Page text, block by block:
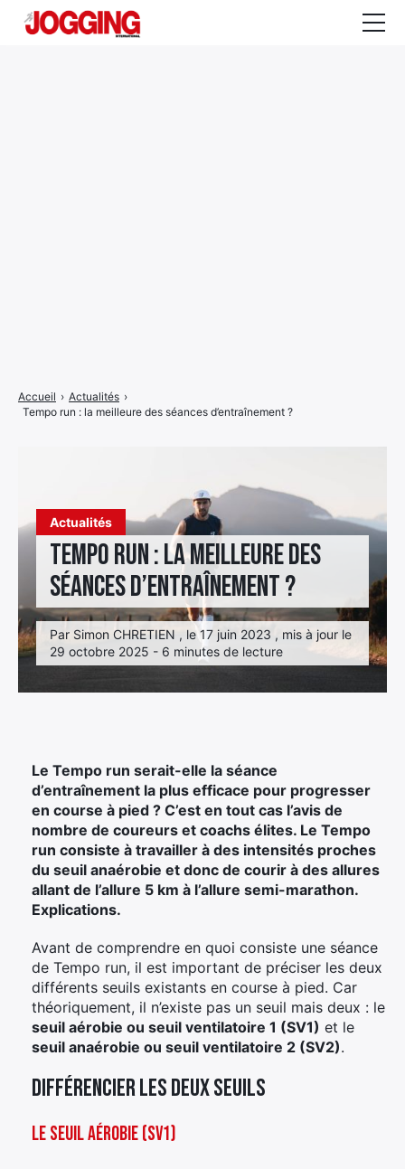
Actualités
Tempo run : la meilleure des
séances d’entraînement ?
Par Simon CHRETIEN , le 17 juin 2023 , mis à jour le
29 octobre 2025 - 6 minutes de lecture
Accueil › Actualités ›
Tempo run : la meilleure des séances d’entraînement ?
Le Tempo run serait-elle la séance
d’entraînement la plus efficace pour progresser
en course à pied ? C’est en tout cas l’avis de
nombre de coureurs et coachs élites. Le Tempo
run consiste à travailler à des intensités proches
du seuil anaérobie et donc de courir à des allures
allant de l’allure 5 km à l’allure semi-marathon.
Explications.
Avant de comprendre en quoi consiste une séance
de Tempo run, il est important de préciser les deux
différents seuils existants en course à pied. Car
théoriquement, il n’existe pas un seuil mais deux : le
seuil aérobie ou seuil ventilatoire 1 (SV1) et le
seuil anaérobie ou seuil ventilatoire 2 (SV2).
Différencier les deux seuils
Le seuil aérobie (SV1)
menu menu